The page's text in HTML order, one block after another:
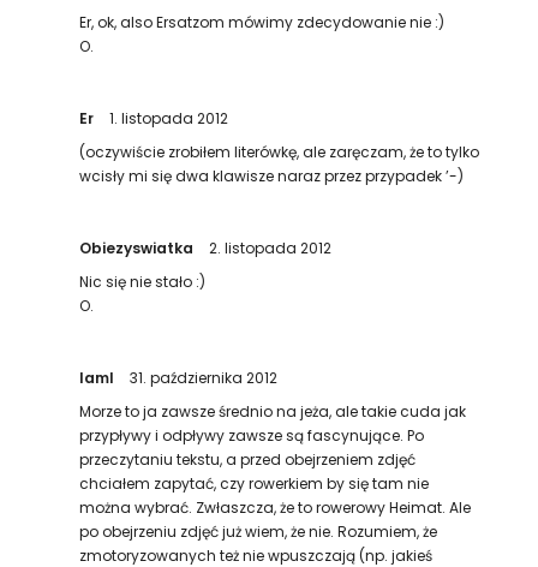
Er, ok, also Ersatzom mówimy zdecydowanie nie :)
O.
Er
1. listopada 2012
(oczywiście zrobiłem literówkę, ale zaręczam, że to tylko
wcisły mi się dwa klawisze naraz przez przypadek ’-)
Obiezyswiatka
2. listopada 2012
Nic się nie stało :)
O.
IamI
31. października 2012
Morze to ja zawsze średnio na jeża, ale takie cuda jak
przypływy i odpływy zawsze są fascynujące. Po
przeczytaniu tekstu, a przed obejrzeniem zdjęć
chciałem zapytać, czy rowerkiem by się tam nie
można wybrać. Zwłaszcza, że to rowerowy Heimat. Ale
po obejrzeniu zdjęć już wiem, że nie. Rozumiem, że
zmotoryzowanych też nie wpuszczają (np. jakieś